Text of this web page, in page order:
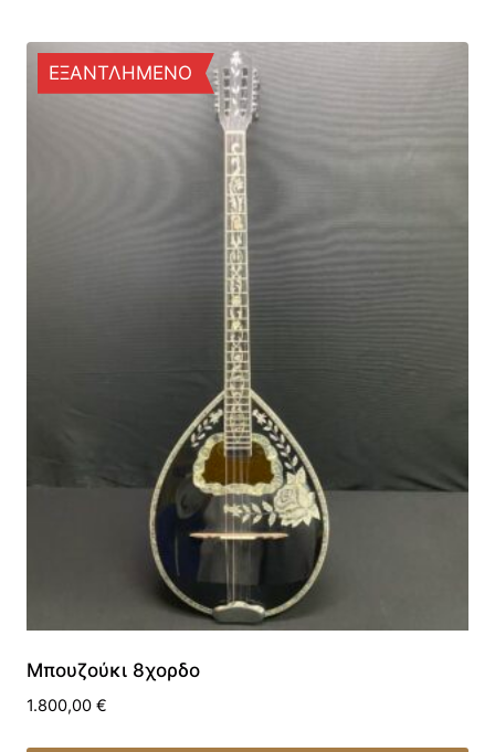
ΕΞΑΝΤΛΗΜΕΝΟ
Μπουζούκι 8χορδο
1.800,00 €